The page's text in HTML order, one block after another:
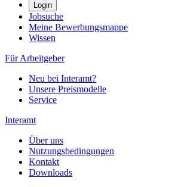
Login
Jobsuche
Meine Bewerbungsmappe
Wissen
Für Arbeitgeber
Neu bei Interamt?
Unsere Preismodelle
Service
Interamt
Über uns
Nutzungsbedingungen
Kontakt
Downloads